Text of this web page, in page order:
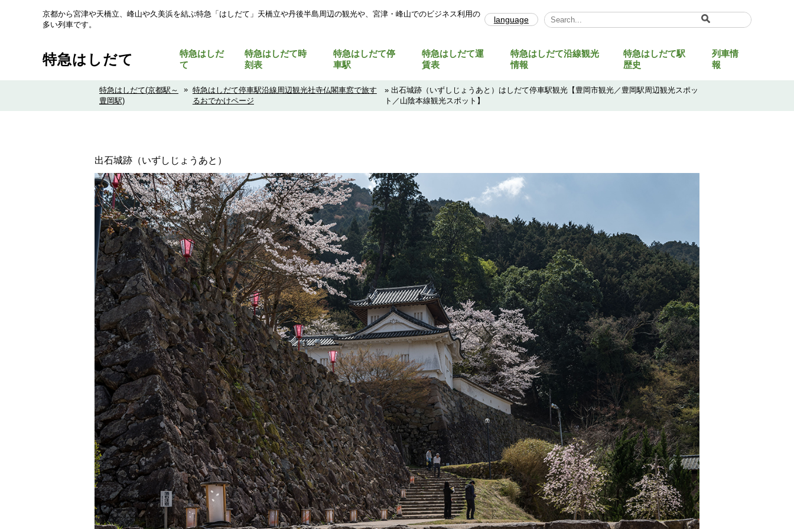
京都から宮津や天橋立、峰山や久美浜を結ぶ特急「はしだて」天橋立や丹後半島周辺の観光や、宮津・峰山でのビジネス利用の
多い列車です。
language
特急はしだて
特急はしだ
て
特急はしだて時
刻表
特急はしだて停
車駅
特急はしだて運
賃表
特急はしだて沿線観光
情報
特急はしだて駅
歴史
列車情
報
特急はしだて(京都駅～
豊岡駅)
» 特急はしだて停車駅沿線周辺観光社寺仏閣車窓で旅す
るおでかけページ
» 出石城跡（いずしじょうあと）はしだて停車駅観光【豊岡市観光／豊岡駅周辺観光スポッ
ト／山陰本線観光スポット】
出石城跡（いずしじょうあと）